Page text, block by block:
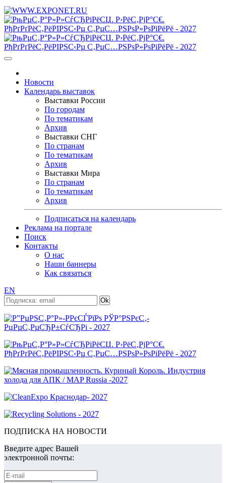
Новости
Календарь выставок
Выставки России
По городам
По тематикам
Архив
Выставки СНГ
По странам
По тематикам
Архив
Выставки Мира
По странам
По тематикам
Архив
Подписаться на календарь
Реклама на портале
Поиск
Контакты
О нас
Наши баннеры
Как связаться
EN
ПОДПИСКА НА НОВОСТИ
Введите адрес Вашей
электронной почты: